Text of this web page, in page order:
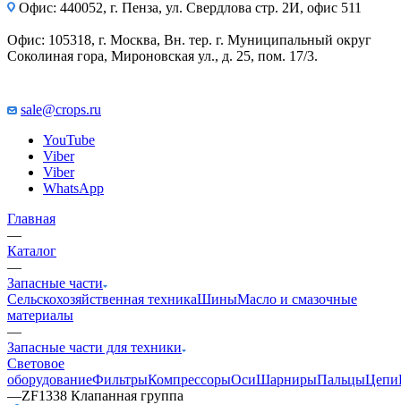
Офис: 440052, г. Пенза, ул. Свердлова стр. 2И, офис 511
Офис: 105318, г. Москва, Вн. тер. г. Муниципальный округ
Соколиная гора, Мироновская ул., д. 25, пом. 17/3.
sale@crops.ru
YouTube
Viber
Viber
WhatsApp
Главная
—
Каталог
—
Запасные части
Сельскохозяйственная техникаШиныМасло и смазочные
материалы
—
Запасные части для техники
Световое
оборудованиеФильтрыКомпрессорыОсиШарнирыПальцыЦепи
—ZF1338 Клапанная группа